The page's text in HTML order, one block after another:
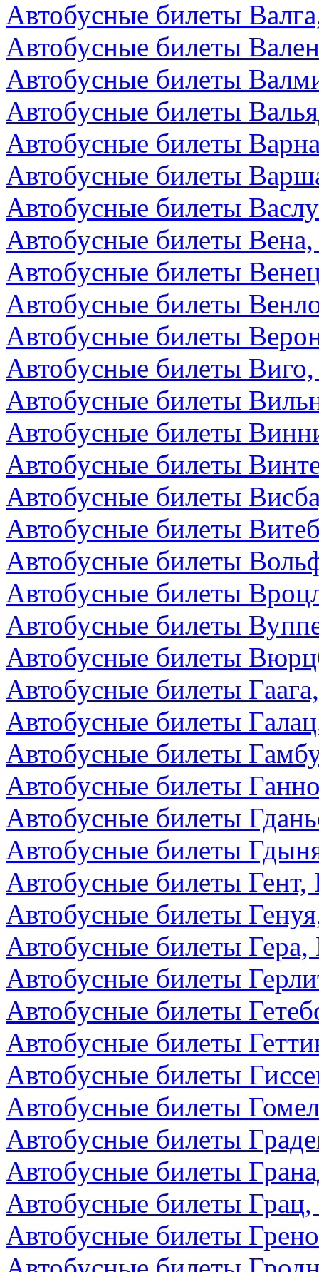
Автобусные билеты
Автобусные билеты
Автобусные билеты
Автобусные билеты
Автобусные билеты
Автобусные билеты
Автобусные билеты
Автобусные билеты
Автобусные билеты
Автобусные билеты
Автобусные билеты
Автобусные билеты
Автобусные билеты
Автобусные билеты
Автобусные билеты
Автобусные билеты
Автобусные билеты
Автобусные билеты
Автобусные билеты
Автобусные билеты
Автобусные билеты
Автобусные билеты
Автобусные билеты
Автобусные билеты
Автобусные билеты
Автобусные билеты
Автобусные билеты
Автобусные билеты Гент,
Автобусные билеты
Автобусные билеты Гера,
Автобусные билеты
Автобусные билеты
Автобусные билеты
Автобусные билеты
Автобусные билеты
Автобусные билеты
Автобусные билеты
Автобусные билеты
Автобусные билеты